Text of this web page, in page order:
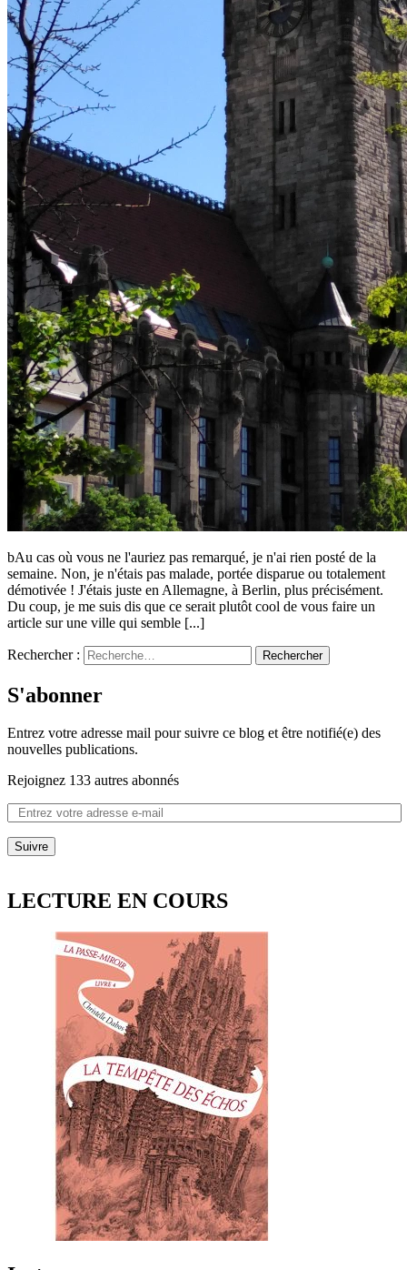
bAu cas où vous ne l'auriez pas remarqué, je n'ai rien posté de la
semaine. Non, je n'étais pas malade, portée disparue ou totalement
démotivée ! J'étais juste en Allemagne, à Berlin, plus précisément.
Du coup, je me suis dis que ce serait plutôt cool de vous faire un
article sur une ville qui semble [...]
Rechercher :
S'abonner
Entrez votre adresse mail pour suivre ce blog et être notifié(e) des
nouvelles publications.
Rejoignez 133 autres abonnés
Suivre
LECTURE EN COURS